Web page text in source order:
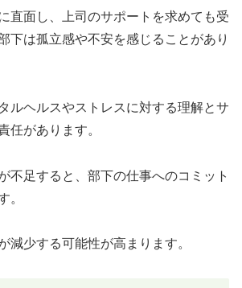
直面し、上司のサポートを求めても受
下は孤立感や不安を感じることがあり
ルヘルスやストレスに対する理解とサ
任があります。
不足すると、部下の仕事へのコミット
。
減少する可能性が高まります。